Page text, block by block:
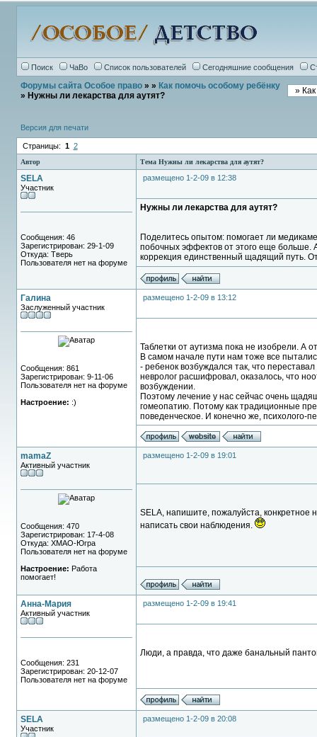
Поиск ЧаВо Список пользователей Сегодняшние сообщения
Форумы сайта Особое право» » Как помочь особому ребёнку
» Нужны ли лекарства для аутят?
Версия для печати
Страницы: 1 2
Автор Тема Нужны ли лекарства для аутят?
SELA
Участник
Сообщения: 46
Зарегистрирован: 29-1-09
Откуда: Тверь
Пользователя нет на форуме
размещено 1-2-09 в 12:38
Нужны ли лекарства для аутят?
Поделитесь опытом: помогает ли
побочных эффектов от этого еще больше.
коррекция единственный щадящий путь.
Галина
Заслуженный участник
Сообщения: 861
Зарегистрирован: 9-11-06
Пользователя нет на форуме
Настроение: :)
размещено 1-2-09 в 13:12
Таблетки от аутизма пока не изобрели. А
В самом начале пути нам тоже все
- ребенок возбуждался так, что
невролог расшифровал, оказалось, что
возбуждении.
Поэтому лечение у нас сейчас очень
гомеопатию. Потому как традиционные
поведенческое. И конечно же, психолого-
mamaZ
Активный участник
Сообщения: 470
Зарегистрирован: 17-4-08
Откуда: ХМАО-Югра
Пользователя нет на форуме
Настроение: Работа
помогает!
размещено 1-2-09 в 19:01
SELA, напишите, пожалуйста,
написать свои наблюдения.
Анна-Мария
Активный участник
Сообщения: 231
Зарегистрирован: 20-12-07
Пользователя нет на форуме
размещено 1-2-09 в 19:41
Люди, а правда, что даже банальный
SELA
Участник
размещено 1-2-09 в 20:08